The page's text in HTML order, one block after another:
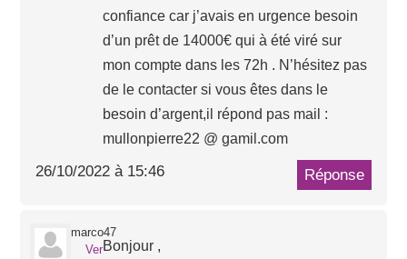
confiance car j’avais en urgence besoin
d’un prêt de 14000€ qui à été viré sur
mon compte dans les 72h . N’hésitez pas
de le contacter si vous êtes dans le
besoin d’argent,il répond pas mail :
mullonpierre22 @ gamil.com
26/10/2022 à 15:46 Réponse
marco47
VerBonjour ,